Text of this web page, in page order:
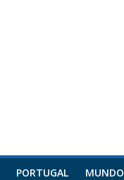
PORTUGAL MUNDO